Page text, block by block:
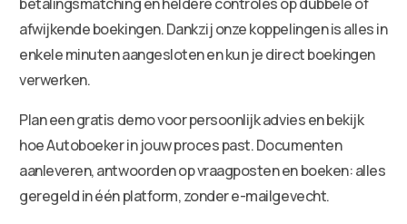
afwijkende boekingen. Dankzij onze koppelingen is alles in
enkele minuten aangesloten en kun je direct boekingen
verwerken.
Plan een gratis demo voor persoonlijk advies en bekijk
hoe Autoboeker in jouw proces past. Documenten
aanleveren, antwoorden op vraagposten en boeken: alles
geregeld in één platform, zonder e-mailgevecht.